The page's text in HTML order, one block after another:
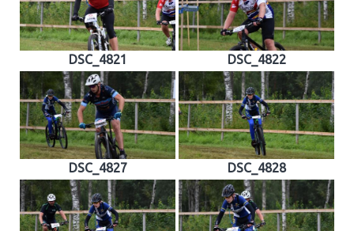
DSC_4821 DSC_4822
DSC_4827 DSC_4828